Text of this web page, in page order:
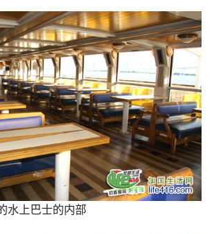
水上巴士的内部